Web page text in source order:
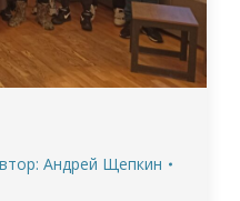
Андрей Щепкин